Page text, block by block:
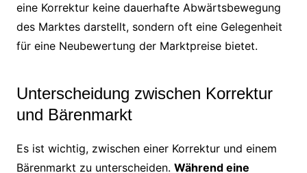
eine Korrektur keine dauerhafte Abwärtsbewegung
des Marktes darstellt, sondern oft eine Gelegenheit
für eine Neubewertung der Marktpreise bietet.
Unterscheidung zwischen Korrektur
und Bärenmarkt
Es ist wichtig, zwischen einer Korrektur und einem
Bärenmarkt zu unterscheiden. Während eine